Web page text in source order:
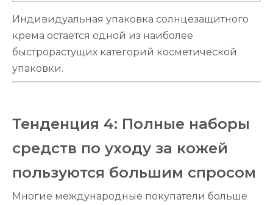
Индивидуальная упаковка солнцезащитного
крема остается одной из наиболее
быстрорастущих категорий косметической
упаковки.
Тенденция 4: Полные наборы
средств по уходу за кожей
пользуются большим спросом
Многие международные покупатели больше